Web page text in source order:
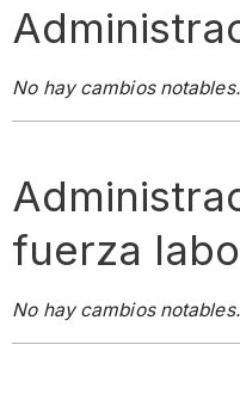
No hay cambios notables.
fuerza
No hay cambios notables.